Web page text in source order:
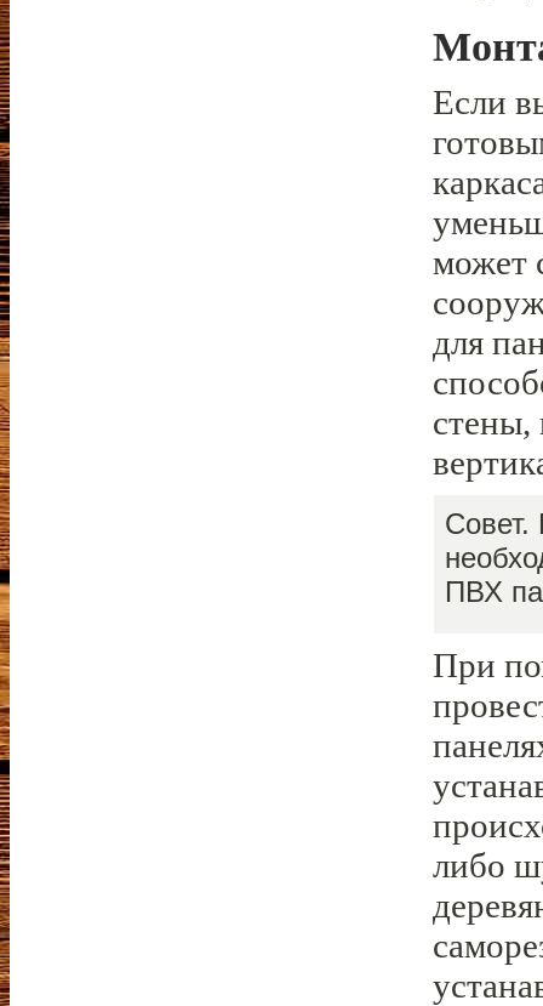
Если
может
для
стены,
Совет.
ПВХ
При
либо